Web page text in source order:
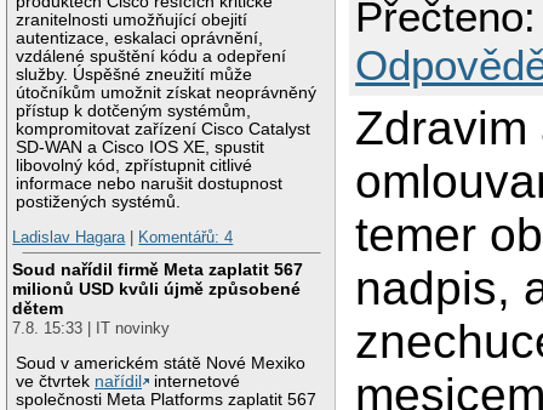
zranitelnosti umožňující obejití
autentizace, eskalaci oprávnění,
vzdálené spuštění kódu a odepření
služby. Úspěšné zneužití může
útočníkům umožnit získat neoprávněný
přístup k dotčeným systémům,
kompromitovat zařízení Cisco Catalyst
SD-WAN a Cisco IOS XE, spustit
libovolný kód, zpřístupnit citlivé
informace nebo narušit dostupnost
postižených systémů.
Ladislav Hagara| Komentářů: 4
Soud nařídil firmě Meta zaplatit 567
milionů USD kvůli újmě způsobené
dětem
7.8. 15:33 | IT novinky
Soud v americkém státě Nové Mexiko
ve čtvrtek nařídil
internetové
společnosti Meta Platforms zaplatit 567
Zdravim
temer
nadpis,